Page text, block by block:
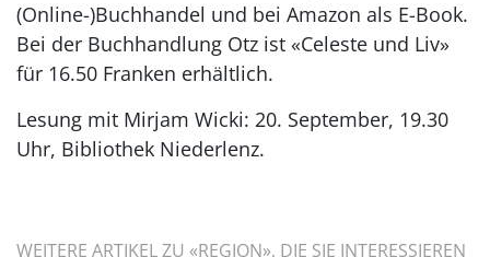
(Online-)Buchhandel und bei Amazon als E-Book.
Bei der Buchhandlung Otz ist «Celeste und Liv»
für 16.50 Franken erhältlich.
Lesung mit Mirjam Wicki: 20. September, 19.30
Uhr, Bibliothek Niederlenz.
WEITERE ARTIKEL ZU «REGION», DIE SIE INTERESSIEREN